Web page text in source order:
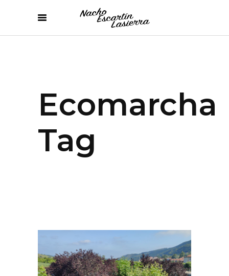
Ecomarcha
Tag